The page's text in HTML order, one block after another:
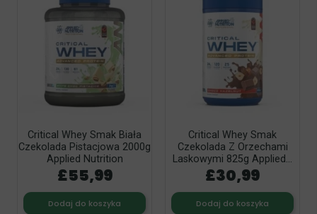
Critical Whey Smak Biała
Czekolada Pistacjowa 2000g
Applied Nutrition
£55,99
Dodaj do koszyka
Critical Whey Smak
Czekolada Z Orzechami
Laskowymi 825g Applied...
£30,99
Dodaj do koszyka